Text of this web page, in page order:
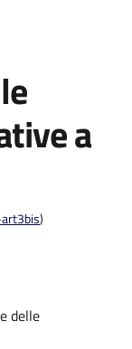
a
)
delle